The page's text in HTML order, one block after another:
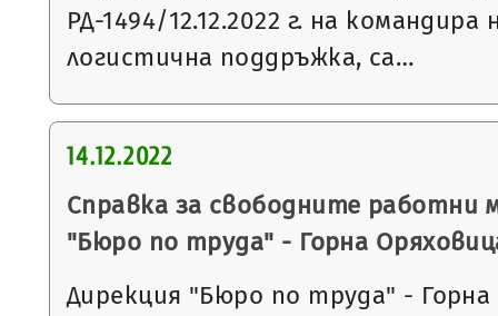
РД-1494/12.12.2022 г. на
логистична поддръжка, са…
14.12.2022
Справка за свободните работни
"Бюро по труда" - Горна
Дирекция "Бюро по труда" -